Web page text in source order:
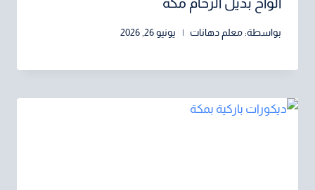
بواسطة: معلم دهانات يونيو 26, 2026